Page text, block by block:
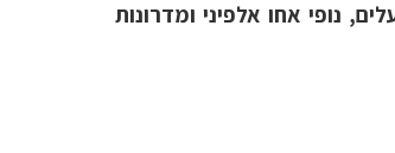
נופי אחו אלפיני ומדרונות